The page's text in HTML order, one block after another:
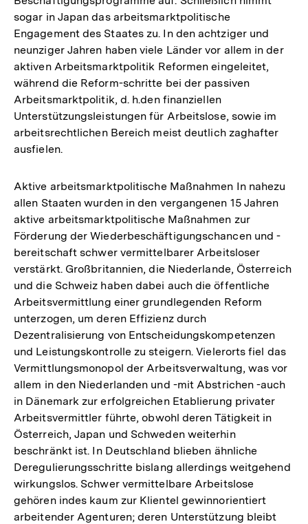
sogar in Japan das arbeitsmarktpolitische
Engagement des Staates zu. In den achtziger und
neunziger Jahren haben viele Länder vor allem in der
aktiven Arbeitsmarktpolitik Reformen eingeleitet,
während die Reform-schritte bei der passiven
Arbeitsmarktpolitik, d. h.den finanziellen
Unterstützungsleistungen für Arbeitslose, sowie im
arbeitsrechtlichen Bereich meist deutlich zaghafter
ausfielen.
Aktive arbeitsmarktpolitische Maßnahmen In nahezu
allen Staaten wurden in den vergangenen 15 Jahren
aktive arbeitsmarktpolitische Maßnahmen zur
Förderung der Wiederbeschäftigungschancen und -
bereitschaft schwer vermittelbarer Arbeitsloser
verstärkt. Großbritannien, die Niederlande, Österreich
und die Schweiz haben dabei auch die öffentliche
Arbeitsvermittlung einer grundlegenden Reform
unterzogen, um deren Effizienz durch
Dezentralisierung von Entscheidungskompetenzen
und Leistungskontrolle zu steigern. Vielerorts fiel das
Vermittlungsmonopol der Arbeitsverwaltung, was vor
allem in den Niederlanden und -mit Abstrichen -auch
in Dänemark zur erfolgreichen Etablierung privater
Arbeitsvermittler führte, obwohl deren Tätigkeit in
Österreich, Japan und Schweden weiterhin
beschränkt ist. In Deutschland blieben ähnliche
Deregulierungsschritte bislang allerdings weitgehend
wirkungslos. Schwer vermittelbare Arbeitslose
gehören indes kaum zur Klientel gewinnorientiert
arbeitender Agenturen; deren Unterstützung bleibt